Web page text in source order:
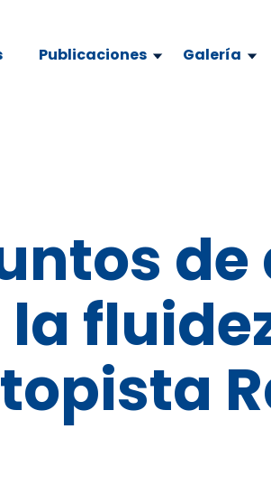
Publicaciones Galería